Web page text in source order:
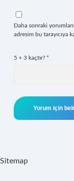
Daha sonraki
adresim bu tarayıcıya
5 + 3 kaçtır? *
Sitemap